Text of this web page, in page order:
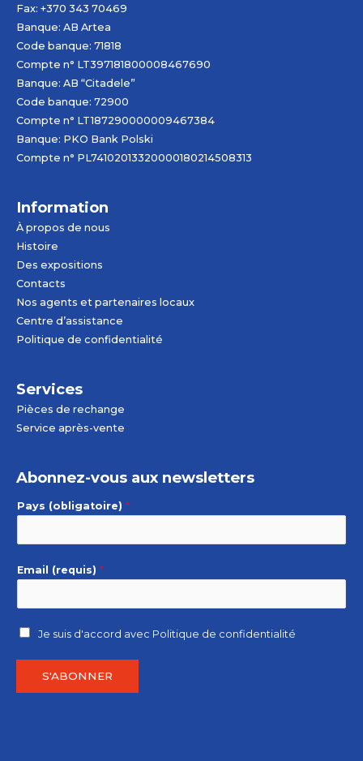
Fax: +370 343 70469
Banque: AB Artea
Code banque: 71818
Compte n° LT397181800008467690
Banque: AB “Citadele”
Code banque: 72900
Compte n° LT187290000009467384
Banque: PKO Bank Polski
Compte n° PL74102013320000180214508313
Information
À propos de nous
Histoire
Des expositions
Contacts
Nos agents et partenaires locaux
Centre d’assistance
Politique de confidentialité
Services
Pièces de rechange
Service après-vente
Abonnez-vous aux newsletters
Pays (obligatoire) *
Email (requis) *
Je suis d'accord avec Politique de confidentialité
S'ABONNER